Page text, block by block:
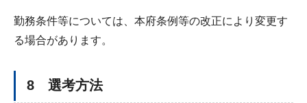
勤務条件等については、本府条例等の改正により変更す
る場合があります。
8 選考方法